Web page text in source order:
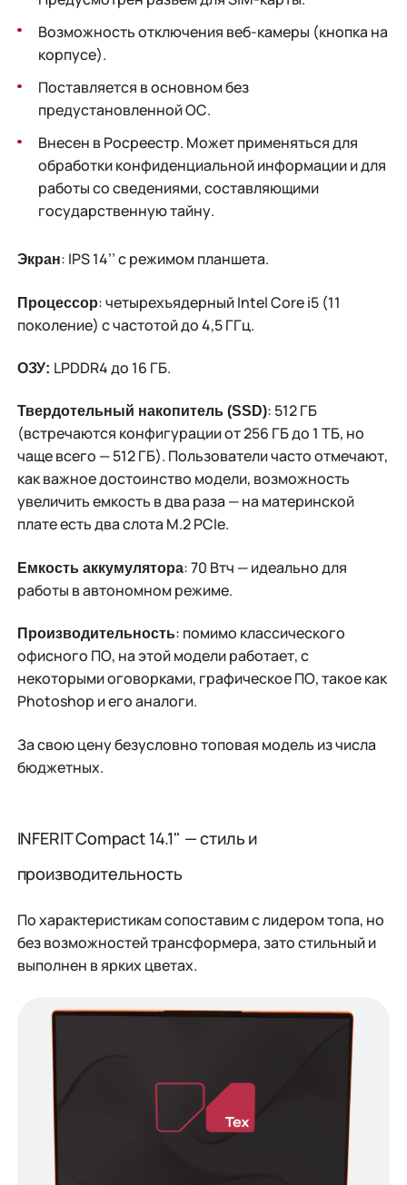
Возможность отключения веб-камеры (кнопка на
корпусе).
Поставляется в основном без
предустановленной ОС.
Внесен в Росреестр. Может применяться для
обработки конфиденциальной информации и для
работы со сведениями, составляющими
государственную тайну.
Экран: IPS 14’’ с режимом планшета.
Процессор: четырехъядерный Intel Core i5 (11
поколение) с частотой до 4,5 ГГц.
ОЗУ: LPDDR4 до 16 ГБ.
Твердотельный накопитель (SSD): 512 ГБ
(встречаются конфигурации от 256 ГБ до 1 ТБ, но
чаще всего — 512 ГБ). Пользователи часто отмечают,
как важное достоинство модели, возможность
увеличить емкость в два раза — на материнской
плате есть два слота M.2 PCIe.
Емкость аккумулятора: 70 Втч — идеально для
работы в автономном режиме.
Производительность: помимо классического
офисного ПО, на этой модели работает, с
некоторыми оговорками, графическое ПО, такое как
Photoshop и его аналоги.
За свою цену безусловно топовая модель из числа
бюджетных.
INFERIT Compact 14.1" — стиль и
производительность
По характеристикам сопоставим с лидером топа, но
без возможностей трансформера, зато стильный и
выполнен в ярких цветах.